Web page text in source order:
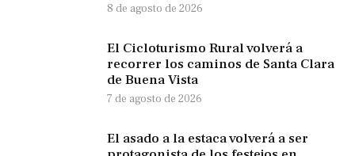
8 de agosto de 2026
El Cicloturismo Rural volverá a
recorrer los caminos de Santa Clara
de Buena Vista
7 de agosto de 2026
El asado a la estaca volverá a ser